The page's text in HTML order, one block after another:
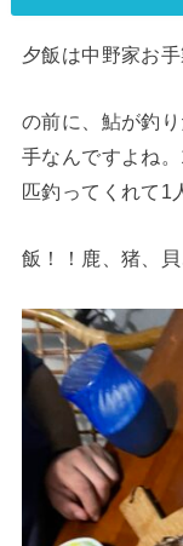
夕飯は中野家お手
の前に、鮎が釣
手なんですよね
匹釣ってくれて1
飯！！鹿、猪、